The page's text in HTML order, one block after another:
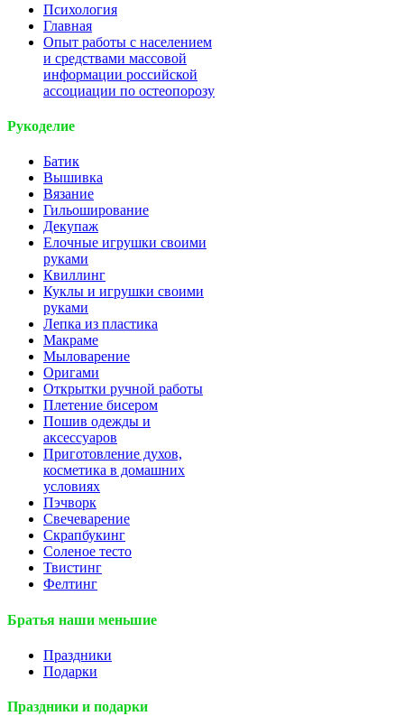
Психология
Главная
Опыт работы с населением
и средствами массовой
информации российской
ассоциации по остеопорозу
Рукоделие
Батик
Вышивка
Вязание
Гильоширование
Декупаж
Елочные игрушки своими
руками
Квиллинг
Куклы и игрушки своими
руками
Лепка из пластика
Макраме
Мыловарение
Оригами
Открытки ручной работы
Плетение бисером
Пошив одежды и
аксессуаров
Приготовление духов,
косметика в домашних
условиях
Пэчворк
Свечеварение
Скрапбукинг
Соленое тесто
Твистинг
Фелтинг
Братья наши меньшие
Праздники
Подарки
Праздники и подарки